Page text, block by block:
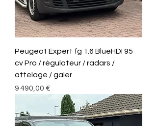
Peugeot Expert fg 1.6 BlueHDI 95
cv Pro / régulateur / radars /
attelage / galer
Prix
9 490,00 €